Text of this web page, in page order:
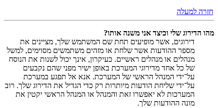
חזרה למעלה
מהו הדירוג שלי וכיצד אני משנה אותו?
דירוגים, אשר מופיעים תחת שם המשתמש שלך, מציינים את
מספר ההודעות אשר שלחת או מזהים משתמשים מסוימים, למשל
מנהלים או מנהלים ראשיים. כעיקרון, אינך יכול לשנות את הנוסח
של כל אחד מדירוגי המערכת באופן ישיר מפני שהם נקבעים
על־ידי המנהל הראשי של המערכת. אנא אל תפגע במערכת
על־ידי שליחת הודעות מיותרות רק כדי הגדיל את הדירוג שלך. רוב
המערכות לא יאפשרו זאת והמנהל או המנהל הראשי יקטין את
מונה ההודעות שלך.